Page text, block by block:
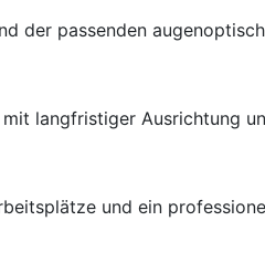
der passenden
langfristiger Ausrichtung
und ein